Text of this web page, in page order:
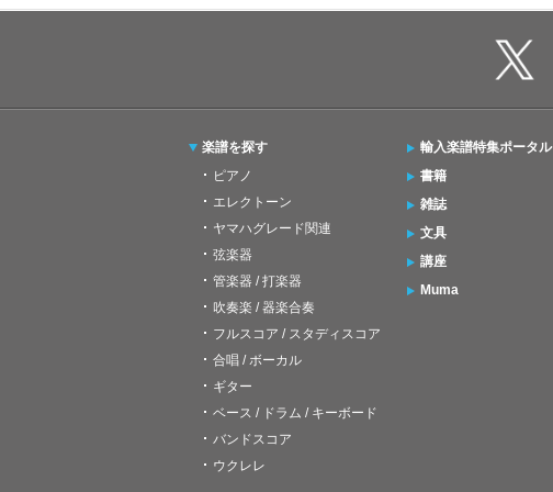
楽譜を探す
ピアノ
エレクトーン
ヤマハグレード関連
弦楽器
管楽器 / 打楽器
吹奏楽 / 器楽合奏
フルスコア / スタディスコア
合唱 / ボーカル
ギター
ベース / ドラム / キーボード
バンドスコア
ウクレレ
輸入楽譜特集ポータル
書籍
雑誌
文具
講座
Muma